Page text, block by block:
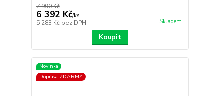
7 990 Kč
6 392 Kč/ks
5 283 Kč bez DPH Skladem
Koupit
Novinka
Doprava ZDARMA